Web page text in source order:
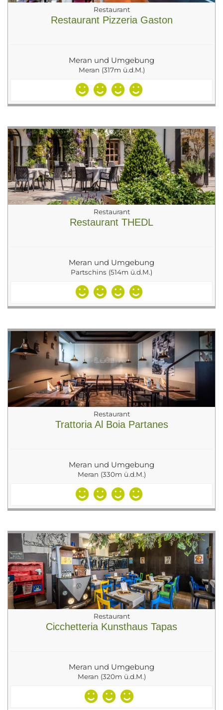
Restaurant
Restaurant Pizzeria Gaston
Meran und Umgebung
Meran (317m ü.d.M.)
Restaurant
Restaurant THEDL
Meran und Umgebung
Partschins (514m ü.d.M.)
Restaurant
Trattoria Al Boia Partanes
Meran und Umgebung
Meran (330m ü.d.M.)
Restaurant
Cicchetteria Kunsthaus Tapas
Meran und Umgebung
Meran (320m ü.d.M.)